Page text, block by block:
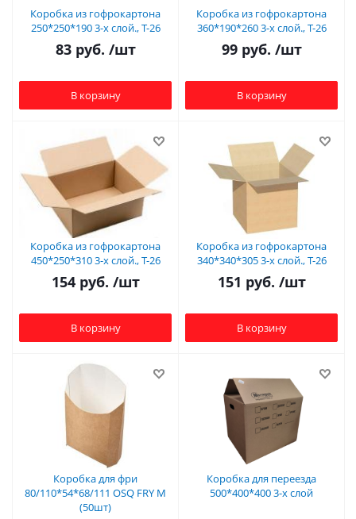
Коробка из гофрокартона
250*250*190 3-х слой., Т-26
83руб. /шт
В корзину
Коробка из гофрокартона
360*190*260 3-х слой., Т-26
99руб. /шт
В корзину
Коробка из гофрокартона
450*250*310 3-х слой., Т-26
154руб. /шт
В корзину
Коробка из гофрокартона
340*340*305 3-х слой., Т-26
151 руб. /шт
В корзину
Коробка для фри
80/110*54*68/111 OSQ FRY M
(50шт)
Коробка для переезда
500*400*400 3-х слой